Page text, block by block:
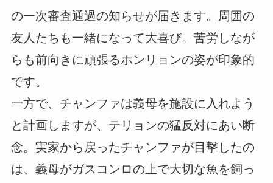
の一次審査通過の知らせが届きます。周囲の
友人たちも一緒になって大喜び。苦労しなが
らも前向きに頑張るホンリョンの姿が印象的
です。
一方で、チャンファは義母を施設に入れよう
と計画しますが、テリョンの猛反対にあい断
念。実家から戻ったチャンファが目撃したの
は、義母がガスコンロの上で大切な魚を飼っ